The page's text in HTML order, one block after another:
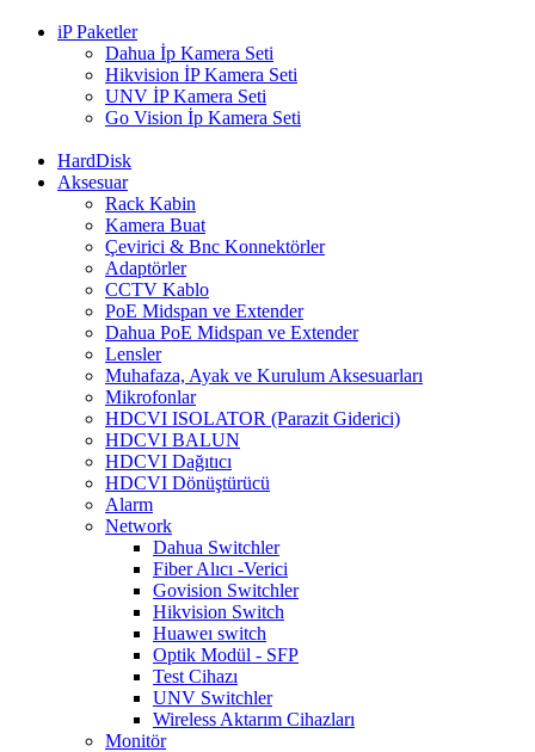
iP Paketler
Dahua İp Kamera Seti
Hikvision İP Kamera Seti
UNV İP Kamera Seti
Go Vision İp Kamera Seti
HardDisk
Aksesuar
Rack Kabin
Kamera Buat
Çevirici & Bnc Konnektörler
Adaptörler
CCTV Kablo
PoE Midspan ve Extender
Dahua PoE Midspan ve Extender
Lensler
Muhafaza, Ayak ve Kurulum Aksesuarları
Mikrofonlar
HDCVI ISOLATOR (Parazit Giderici)
HDCVI BALUN
HDCVI Dağıtıcı
HDCVI Dönüştürücü
Alarm
Network
Dahua Switchler
Fiber Alıcı -Verici
Govision Switchler
Hikvision Switch
Huaweı switch
Optik Modül - SFP
Test Cihazı
UNV Switchler
Wireless Aktarım Cihazları
Monitör